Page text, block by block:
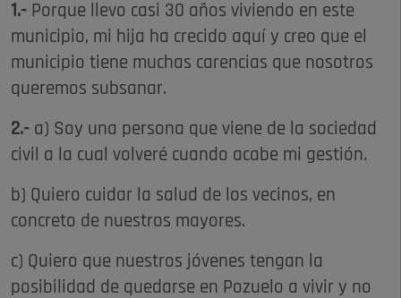
1.- Porque llevo casi 30 años viviendo en este
municipio, mi hija ha crecido aquí y creo que el
municipio tiene muchas carencias que nosotros
queremos subsanar.
2.- a) Soy una persona que viene de la sociedad
civil a la cual volveré cuando acabe mi gestión.
b) Quiero cuidar la salud de los vecinos, en
concreto de nuestros mayores.
c) Quiero que nuestros jóvenes tengan la
posibilidad de quedarse en Pozuelo a vivir y no